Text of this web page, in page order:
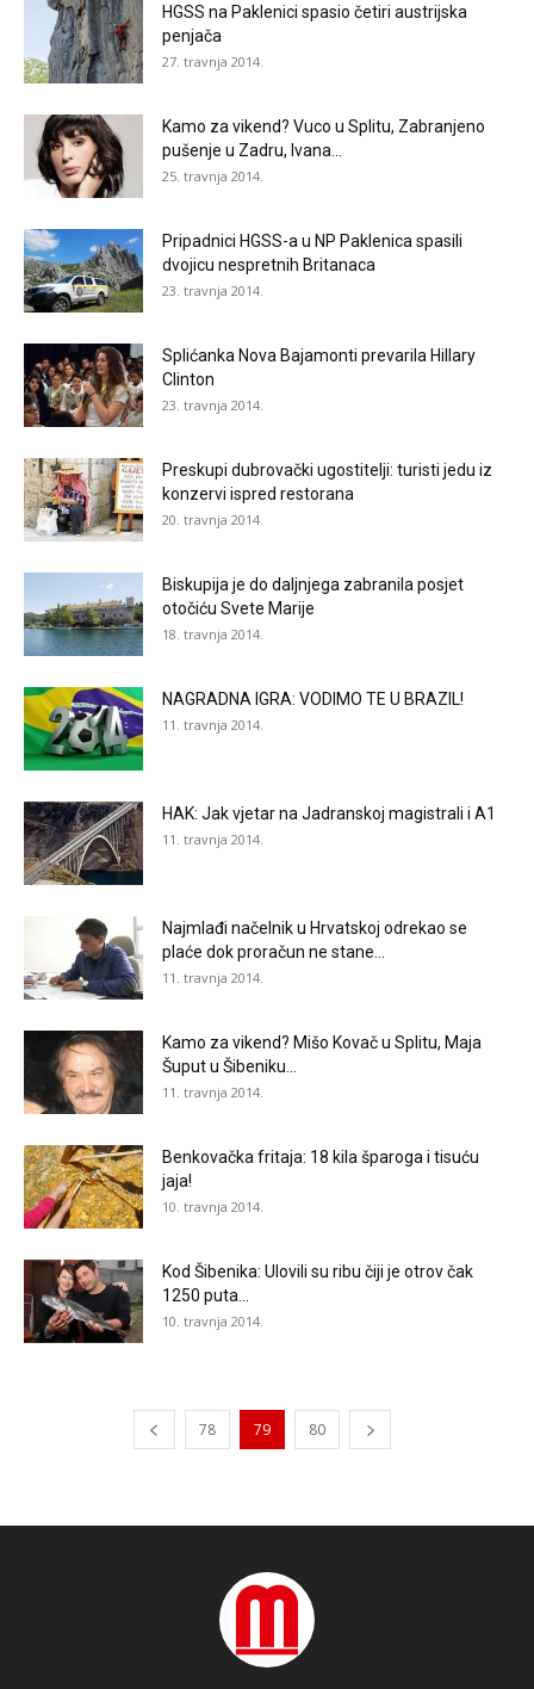
HGSS na Paklenici spasio četiri austrijska
penjača
27. travnja 2014.
Kamo za vikend? Vuco u Splitu, Zabranjeno
pušenje u Zadru, Ivana...
25. travnja 2014.
Pripadnici HGSS-a u NP Paklenica spasili
dvojicu nespretnih Britanaca
23. travnja 2014.
Splićanka Nova Bajamonti prevarila Hillary
Clinton
23. travnja 2014.
Preskupi dubrovački ugostitelji: turisti jedu iz
konzervi ispred restorana
20. travnja 2014.
Biskupija je do daljnjega zabranila posjet
otočiću Svete Marije
18. travnja 2014.
NAGRADNA IGRA: VODIMO TE U BRAZIL!
11. travnja 2014.
HAK: Jak vjetar na Jadranskoj magistrali i A1
11. travnja 2014.
Najmlađi načelnik u Hrvatskoj odrekao se
plaće dok proračun ne stane...
11. travnja 2014.
Kamo za vikend? Mišo Kovač u Splitu, Maja
Šuput u Šibeniku…
11. travnja 2014.
Benkovačka fritaja: 18 kila šparoga i tisuću
jaja!
10. travnja 2014.
Kod Šibenika: Ulovili su ribu čiji je otrov čak
1250 puta...
10. travnja 2014.
78 79 80